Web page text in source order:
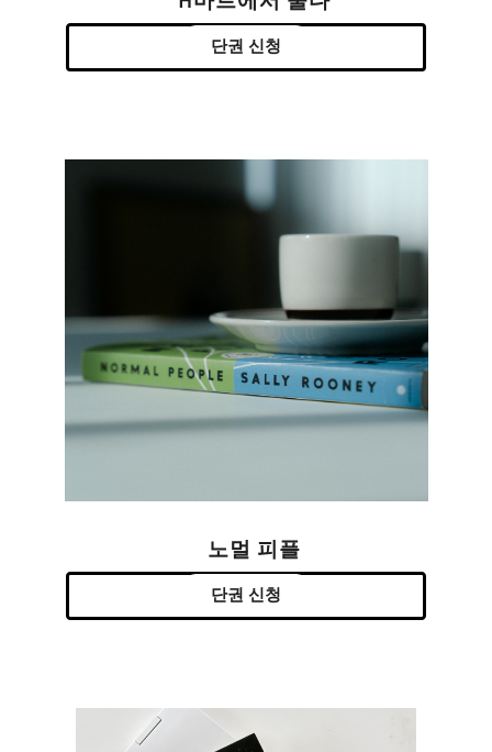
단권 신청
노멀 피플
단권 신청